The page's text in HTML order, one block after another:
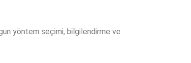
yöntem seçimi, bilgilendirme ve